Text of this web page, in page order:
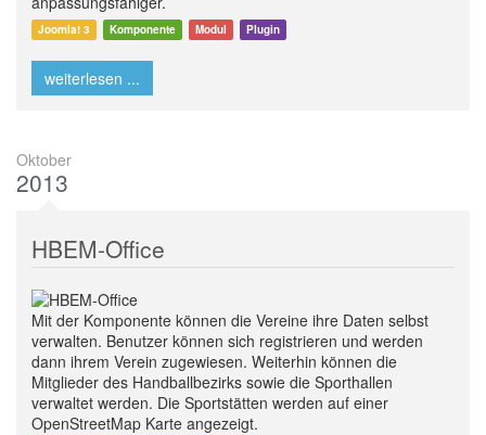
Joomla! 3 Komponente Modul Plugin
weiterlesen ...
Oktober
2013
HBEM-Office
Mit der Komponente können die Vereine ihre Daten selbst
verwalten. Benutzer können sich registrieren und werden
dann ihrem Verein zugewiesen. Weiterhin können die
Mitglieder des Handballbezirks sowie die Sporthallen
verwaltet werden. Die Sportstätten werden auf einer
OpenStreetMap Karte angezeigt.